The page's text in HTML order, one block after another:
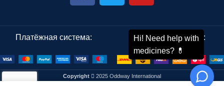
Платёжная система: Система доставки:
Copyright 2025 Oddway International